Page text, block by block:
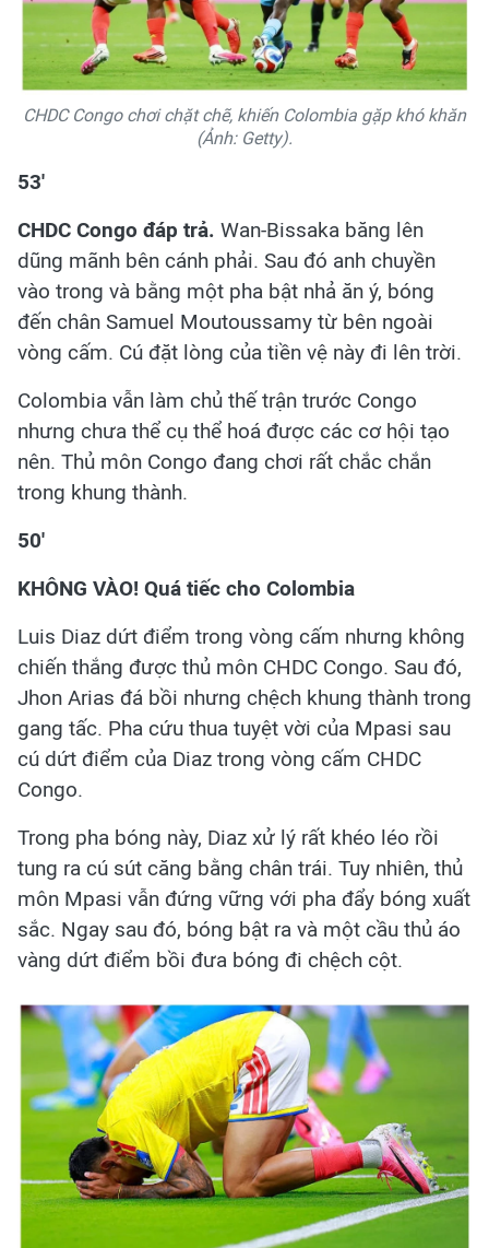
CHDC Congo chơi chặt chẽ, khiến Colombia gặp khó khăn
(Ảnh: Getty).
53'
CHDC Congo đáp trả. Wan-Bissaka băng lên
dũng mãnh bên cánh phải. Sau đó anh chuyền
vào trong và bằng một pha bật nhả ăn ý, bóng
đến chân Samuel Moutoussamy từ bên ngoài
vòng cấm. Cú đặt lòng của tiền vệ này đi lên trời.
Colombia vẫn làm chủ thế trận trước Congo
nhưng chưa thể cụ thể hoá được các cơ hội tạo
nên. Thủ môn Congo đang chơi rất chắc chắn
trong khung thành.
50'
KHÔNG VÀO! Quá tiếc cho Colombia
Luis Diaz dứt điểm trong vòng cấm nhưng không
chiến thắng được thủ môn CHDC Congo. Sau đó,
Jhon Arias đá bồi nhưng chệch khung thành trong
gang tấc. Pha cứu thua tuyệt vời của Mpasi sau
cú dứt điểm của Diaz trong vòng cấm CHDC
Congo.
Trong pha bóng này, Diaz xử lý rất khéo léo rồi
tung ra cú sút căng bằng chân trái. Tuy nhiên, thủ
môn Mpasi vẫn đứng vững với pha đẩy bóng xuất
sắc. Ngay sau đó, bóng bật ra và một cầu thủ áo
vàng dứt điểm bồi đưa bóng đi chệch cột.